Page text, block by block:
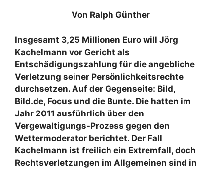
Von Ralph Günther
Insgesamt 3,25 Millionen Euro will Jörg
Kachelmann vor Gericht als
Entschädigungszahlung für die angebliche
Verletzung seiner Persönlichkeitsrechte
durchsetzen. Auf der Gegenseite: Bild,
Bild.de, Focus und die Bunte. Die hatten im
Jahr 2011 ausführlich über den
Vergewaltigungs-Prozess gegen den
Wettermoderator berichtet. Der Fall
Kachelmann ist freilich ein Extremfall, doch
Rechtsverletzungen im Allgemeinen sind in